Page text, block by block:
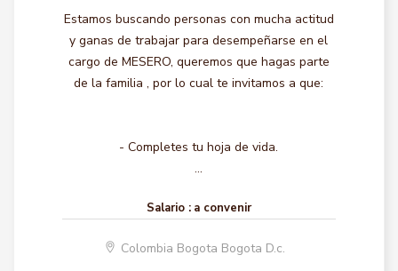
Estamos buscando personas con mucha actitud
y ganas de trabajar para desempeñarse en el
cargo de MESERO, queremos que hagas parte
de la familia , por lo cual te invitamos a que:
- Completes tu hoja de vida.
...
Salario : a convenir
Colombia Bogota Bogota D.c.